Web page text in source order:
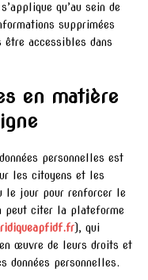
qu’au sein de
supprimées
être accessibles dans
en matière
personnelles est
les citoyens et les
le jour pour renforcer le
peut citer la plateforme
), qui
œuvre de leurs droits et
données personnelles.